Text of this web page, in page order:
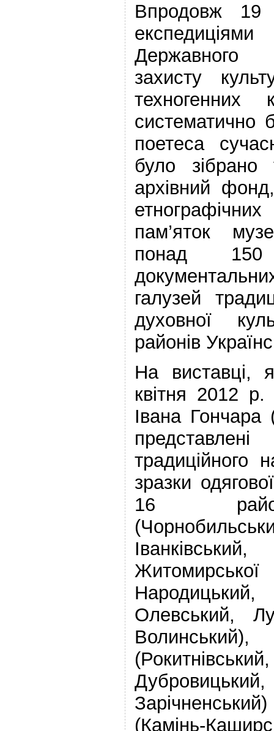
Впродовж 19
Державного
захисту
систематично
поетеса
було зібрано
архівний
пам’яток
понад
галузей
духовної
районів
На виставці,
квітня 2012
Івана
традиційного
зразки
16
Олевський,
(Камінь-